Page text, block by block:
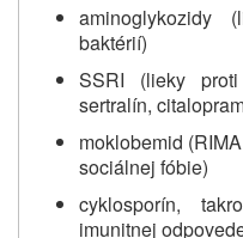
aminoglykozidy
baktérií)
SSRI (lieky
sertralín,
moklobemid
sociálnej fóbie)
cyklosporín,
imunitnej